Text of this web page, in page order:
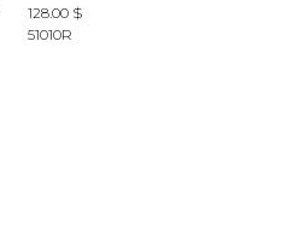
128.00 $
51010R